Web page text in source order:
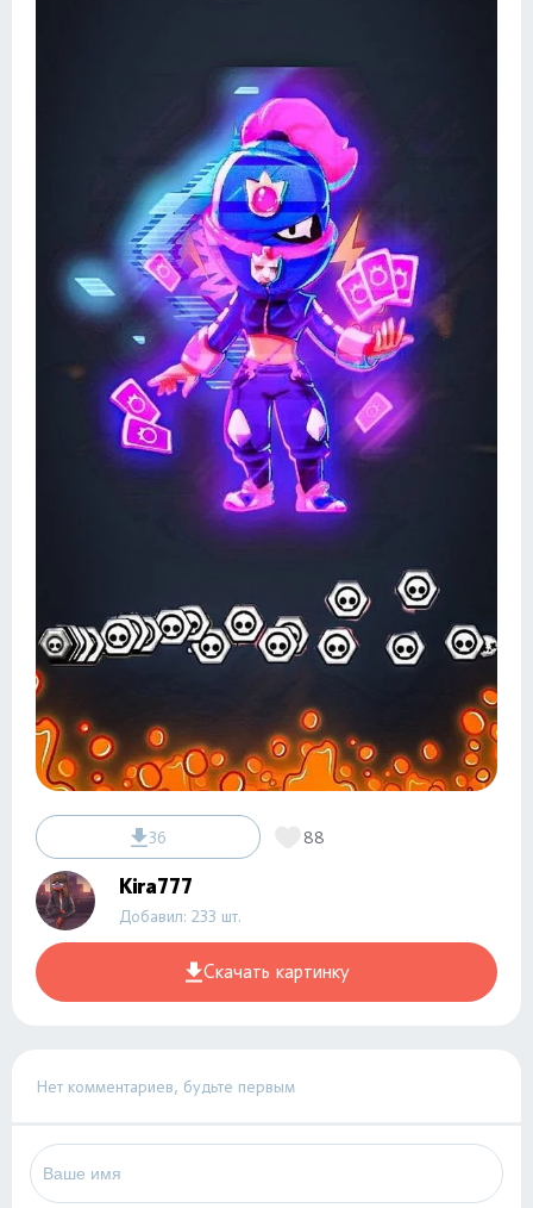
36 88
Kira777
Добавил: 233 шт.
Скачать картинку
Нет комментариев, будьте первым